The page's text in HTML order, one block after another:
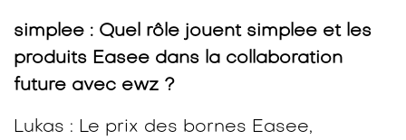
simplee : Quel rôle jouent simplee et les
produits Easee dans la collaboration
future avec ewz ?
Lukas : Le prix des bornes Easee,